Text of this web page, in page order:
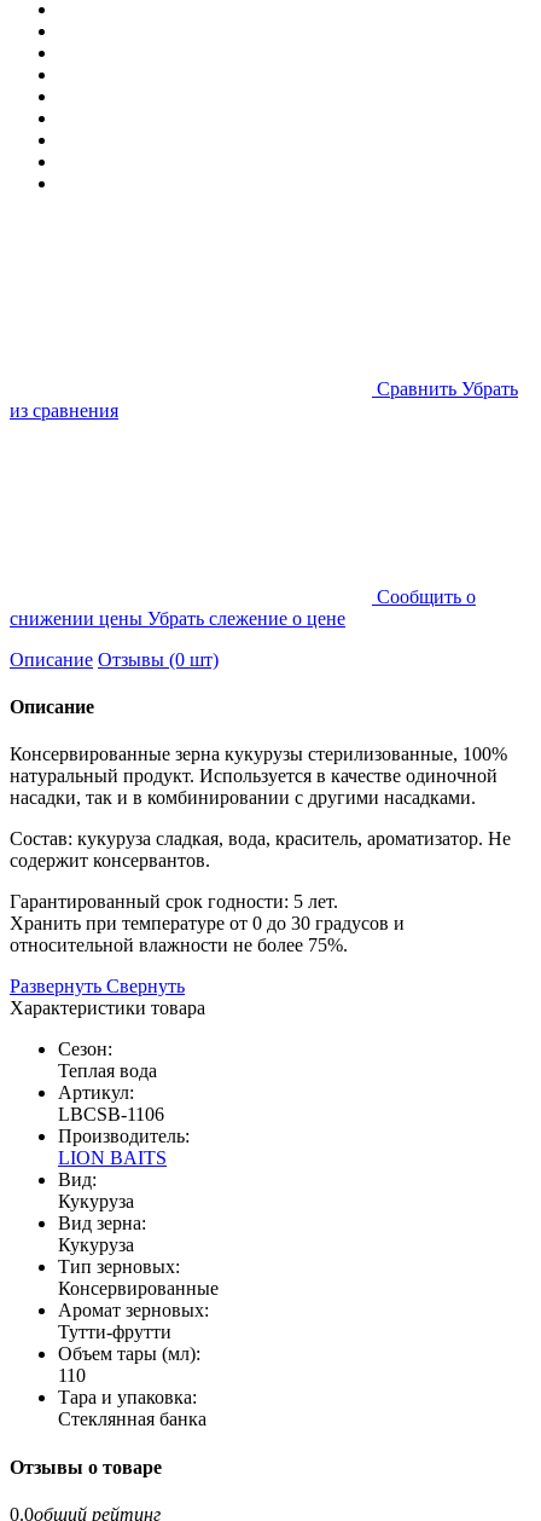
Cравнить Убрать
из сравнения
Cообщить о
снижении цены Убрать слежение о цене
Описание Отзывы (0 шт)
Описание
Консервированные зерна кукурузы стерилизованные, 100%
натуральный продукт. Используется в качестве одиночной
насадки, так и в комбинировании с другими насадками.
Состав: кукуруза сладкая, вода, краситель, ароматизатор. Не
содержит консервантов.
Гарантированный срок годности: 5 лет.
Хранить при температуре от 0 до 30 градусов и
относительной влажности не более 75%.
Развернуть Свернуть
Характеристики товара
Сезон:
Теплая вода
Артикул:
LBCSB-1106
Производитель:
LION BAITS
Вид:
Кукуруза
Вид зерна:
Кукуруза
Тип зерновых:
Консервированные
Аромат зерновых:
Тутти-фрутти
Объем тары (мл):
110
Тара и упаковка:
Стеклянная банка
Отзывы о товаре
0.0общий рейтинг